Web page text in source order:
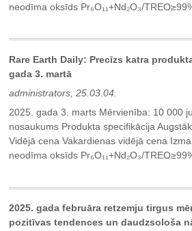
neodīma oksīds Pr₆O₁₁+Nd₂O₃/
Rare Earth Daily: Precīzs katra
gada 3. martā
administrators, 25.03.04.
2025. gada 3. marts Mērvienība: 10 000
nosaukums Produkta specifikācija
Vidējā cena Vakardienas vidējā cena
neodīma oksīds Pr₆O₁₁+Nd₂O₃/
2025. gada februāra retzemju tirgus
pozitīvas tendences un daudzsološa